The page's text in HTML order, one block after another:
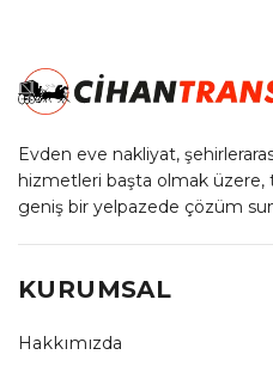
Evden eve nakliyat,
hizmetleri başta olmak üzere,
geniş bir yelpazede çözüm
KURUMSAL
Hakkımızda